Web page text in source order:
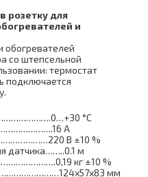
розетку для
и
обогревателей
со штепсельной
термостат
подключается
°С
А
В ±10 %
датчика……..0.1 м
кг ±10 %
мм